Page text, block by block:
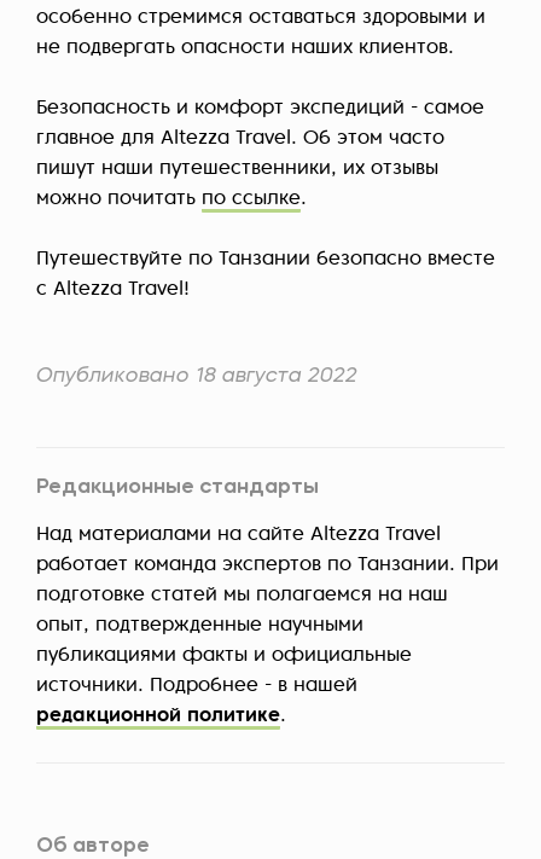
особенно стремимся оставаться здоровыми и
не подвергать опасности наших клиентов.
Безопасность и комфорт экспедиций - самое
главное для Altezza Travel. Об этом часто
пишут наши путешественники, их отзывы
можно почитать по ссылке.
Путешествуйте по Танзании безопасно вместе
с Altezza Travel!
Опубликовано 18 августа 2022
Редакционные стандарты
Над материалами на сайте Altezza Travel
работает команда экспертов по Танзании. При
подготовке статей мы полагаемся на наш
опыт, подтвержденные научными
публикациями факты и официальные
источники. Подробнее - в нашей
редакционной политике.
Об авторе